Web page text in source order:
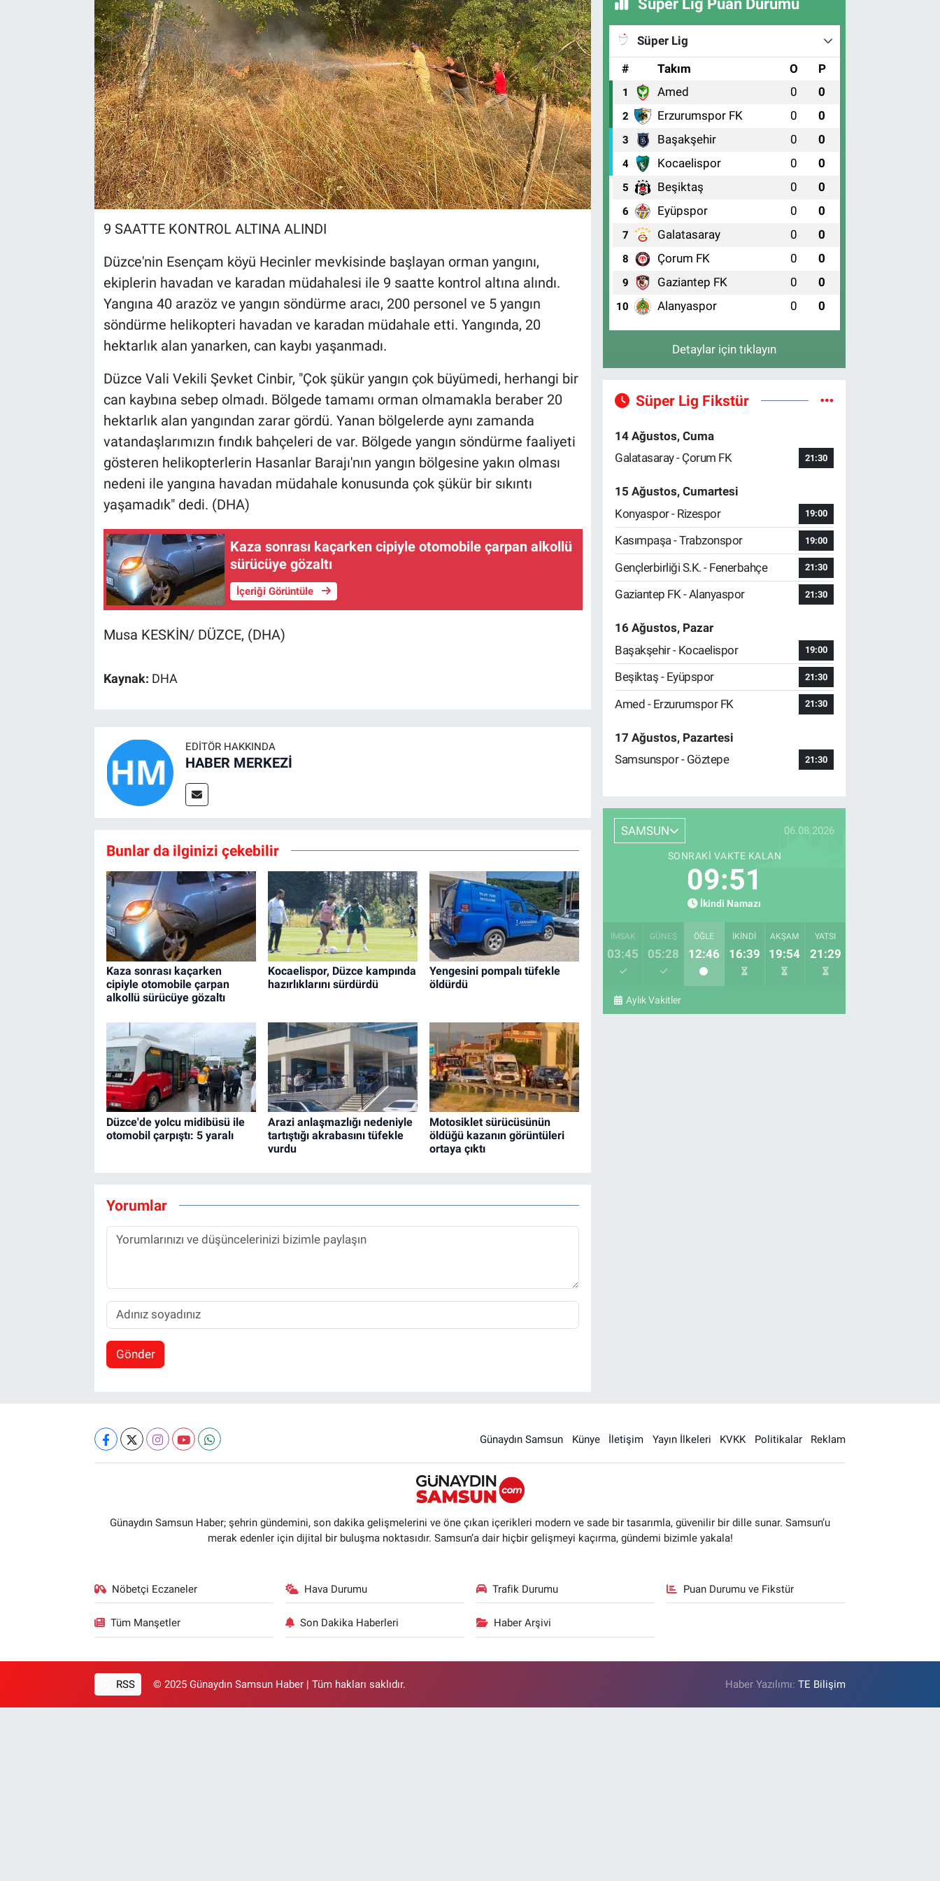
9 SAATTE KONTROL ALTINA ALINDI
Düzce'nin Esençam köyü Hecinler mevkisinde başlayan orman yangını,
ekiplerin havadan ve karadan müdahalesi ile 9 saatte kontrol altına alındı.
Yangına 40 arazöz ve yangın söndürme aracı, 200 personel ve 5 yangın
söndürme helikopteri havadan ve karadan müdahale etti. Yangında, 20
hektarlık alan yanarken, can kaybı yaşanmadı.
Düzce Vali Vekili Şevket Cinbir, "Çok şükür yangın çok büyümedi, herhangi bir
can kaybına sebep olmadı. Bölgede tamamı orman olmamakla beraber 20
hektarlık alan yangından zarar gördü. Yanan bölgelerde aynı zamanda
vatandaşlarımızın fındık bahçeleri de var. Bölgede yangın söndürme faaliyeti
gösteren helikopterlerin Hasanlar Barajı'nın yangın bölgesine yakın olması
nedeni ile yangına havadan müdahale konusunda çok şükür bir sıkıntı
yaşamadık" dedi. (DHA)
Kaza sonrası kaçarken cipiyle otomobile çarpan alkollü
sürücüye gözaltı
İçeriği Görüntüle
Musa KESKİN/ DÜZCE, (DHA)
Kaynak: DHA
EDITÖR HAKKINDA
HABER MERKEZİ
Bunlar da ilginizi çekebilir
Kaza sonrası kaçarken
cipiyle otomobile çarpan
alkollü sürücüye gözaltı
Kocaelispor, Düzce kampında
hazırlıklarını sürdürdü
Yengesini pompalı tüfekle
öldürdü
Düzce'de yolcu midibüsü ile
otomobil çarpıştı: 5 yaralı
Arazi anlaşmazlığı nedeniyle
tartıştığı akrabasını tüfekle
vurdu
Motosiklet sürücüsünün
öldüğü kazanın görüntüleri
ortaya çıktı
Yorumlar
Gönder
Süper Lig Puan Durumu
Süper Lig
#
Takım O P
1 Amed 0 0
2 Erzurumspor FK 0 0
3 Başakşehir 0 0
4 Kocaelispor 0 0
5 Beşiktaş 0 0
6 Eyüpspor 0 0
7 Galatasaray 0 0
8 Çorum FK 0 0
9 Gaziantep FK 0 0
10 Alanyaspor 0 0
Detaylar için tıklayın
Süper Lig Fikstür
14 Ağustos, Cuma
Galatasaray - Çorum FK
21:30
15 Ağustos, Cumartesi
Konyaspor - Rizespor
19:00
Kasımpaşa - Trabzonspor 19:00
Gençlerbirliği S.K. - Fenerbahçe 21:30
Gaziantep FK - Alanyaspor 21:30
16 Ağustos, Pazar
Başakşehir - Kocaelispor
19:00
Beşiktaş - Eyüpspor 21:30
Amed - Erzurumspor FK 21:30
17 Ağustos, Pazartesi
Samsunspor - Göztepe
21:30
SAMSUN 06.08.2026
SONRAKI VAKTE KALAN
09:50
İkindi Namazı
İMSAK
03:45
GÜNEŞ
05:28
ÖĞLE
12:46
İKINDI
16:39
AKŞAM
19:54
YATSI
21:29
Aylık Vakitler
Günaydın Samsun Künye İletişim Yayın İlkeleri KVKK Politikalar Reklam
Günaydın Samsun Haber; şehrin gündemini, son dakika gelişmelerini ve öne çıkan içerikleri modern ve sade bir tasarımla, güvenilir bir dille sunar. Samsun’u
merak edenler için dijital bir buluşma noktasıdır. Samsun’a dair hiçbir gelişmeyi kaçırma, gündemi bizimle yakala!
Nöbetçi Eczaneler Hava Durumu Trafik Durumu Puan Durumu ve Fikstür
Tüm Manşetler Son Dakika Haberleri Haber Arşivi
RSS © 2025 Günaydın Samsun Haber | Tüm hakları saklıdır. Haber Yazılımı:TE Bilişim
Kültür Sanat
Bilim ve Teknoloji